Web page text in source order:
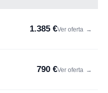
1.385 €Ver oferta →
790 €Ver oferta →